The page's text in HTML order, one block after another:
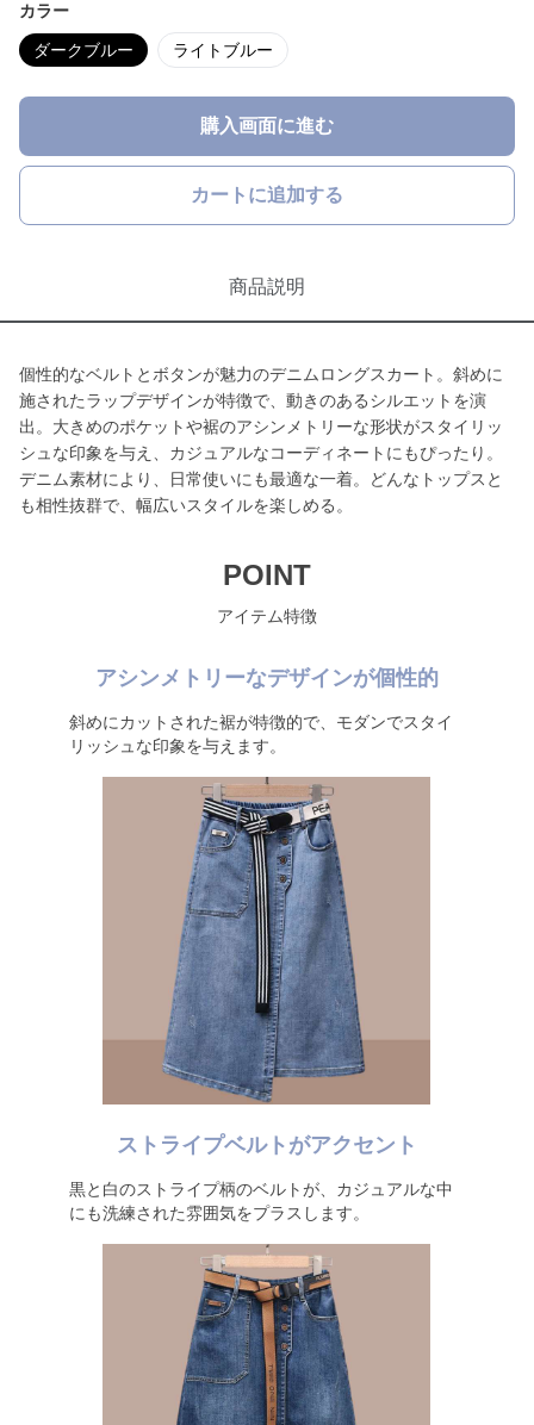
カラー
ダークブルー ライトブルー
購入画面に進む
カートに追加する
商品説明
個性的なベルトとボタンが魅力のデニムロングスカート。斜めに
施されたラップデザインが特徴で、動きのあるシルエットを演
出。大きめのポケットや裾のアシンメトリーな形状がスタイリッ
シュな印象を与え、カジュアルなコーディネートにもぴったり。
デニム素材により、日常使いにも最適な一着。どんなトップスと
も相性抜群で、幅広いスタイルを楽しめる。
POINT
アイテム特徴
アシンメトリーなデザインが個性的
斜めにカットされた裾が特徴的で、モダンでスタイ
リッシュな印象を与えます。
ストライプベルトがアクセント
黒と白のストライプ柄のベルトが、カジュアルな中
にも洗練された雰囲気をプラスします。